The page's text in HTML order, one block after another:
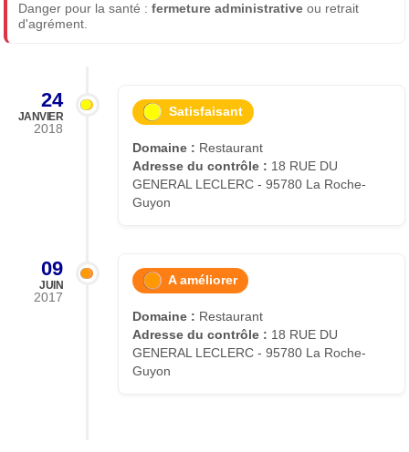
Danger pour la santé :fermeture administrative ou retrait
d'agrément.
24
JANVIER
2018
Satisfaisant
Domaine : Restaurant
Adresse du contrôle : 18 RUE DU
GENERAL LECLERC - 95780 La Roche-
Guyon
09
JUIN
2017
A améliorer
Domaine : Restaurant
Adresse du contrôle : 18 RUE DU
GENERAL LECLERC - 95780 La Roche-
Guyon